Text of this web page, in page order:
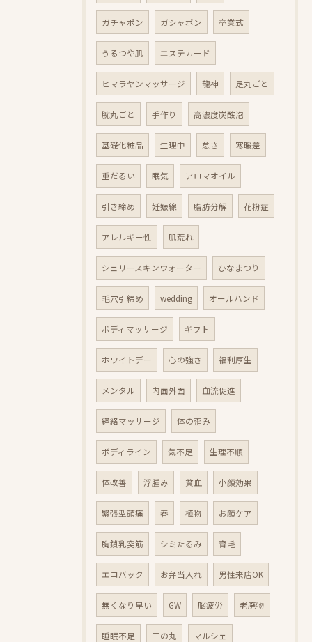
ガチャポン ガシャポン 卒業式
うるつや肌 エステカード
ヒマラヤンマッサージ 龍神 足丸ごと
腕丸ごと 手作り 高濃度炭酸泡
基礎化粧品 生理中 怠さ 寒暖差
重だるい 眠気 アロマオイル
引き締め 妊娠線 脂肪分解 花粉症
アレルギー性 肌荒れ
シェリースキンウォーター ひなまつり
毛穴引締め wedding オールハンド
ボディマッサージ ギフト
ホワイトデー 心の強さ 福利厚生
メンタル 内面外面 血流促進
経絡マッサージ 体の歪み
ボディライン 気不足 生理不順
体改善 浮腫み 貧血 小顔効果
緊張型頭痛 春 植物 お顔ケア
胸鎖乳突筋 シミたるみ 育毛
エコバック お弁当入れ 男性来店OK
無くなり早い GW 脳疲労 老廃物
睡眠不足 三の丸 マルシェ